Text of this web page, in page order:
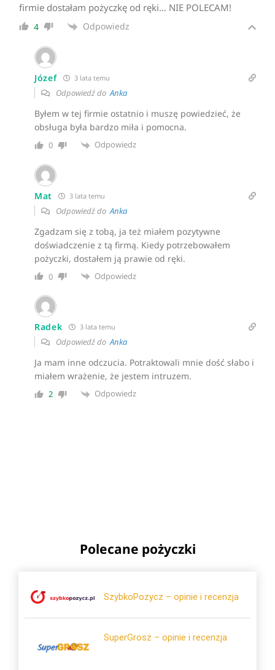
firmie dostałam pożyczkę od ręki… NIE POLECAM!
4 Odpowiedz
Józef 3 lata temu
Odpowiedź doAnka
Byłem w tej firmie ostatnio i muszę powiedzieć, że
obsługa była bardzo miła i pomocna.
0 Odpowiedz
Mat 3 lata temu
Odpowiedź do Anka
Zgadzam się z tobą, ja też miałem pozytywne
doświadczenie z tą firmą. Kiedy potrzebowałem
pożyczki, dostałem ją prawie od ręki.
0 Odpowiedz
Radek 3 lata temu
Odpowiedź doAnka
Ja mam inne odczucia. Potraktowali mnie dość słabo i
miałem wrażenie, że jestem intruzem.
2 Odpowiedz
Polecane pożyczki
SzybkoPozycz – opinie i recenzja
SuperGrosz – opinie i recenzja